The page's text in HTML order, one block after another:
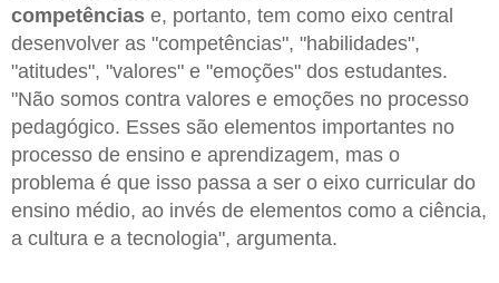
competências e, portanto, tem como eixo central
desenvolver as "competências", "habilidades",
"atitudes", "valores" e "emoções" dos estudantes.
"Não somos contra valores e emoções no processo
pedagógico. Esses são elementos importantes no
processo de ensino e aprendizagem, mas o
problema é que isso passa a ser o eixo curricular do
ensino médio, ao invés de elementos como a ciência,
a cultura e a tecnologia", argumenta.